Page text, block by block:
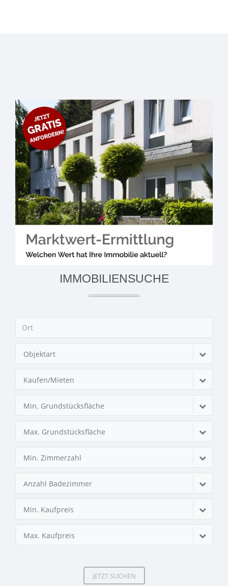
IMMOBILIENSUCHE
Objektart
Kaufen/Mieten
Min. Grundstücksfläche
Max. Grundstücksfläche
Min. Zimmerzahl
Anzahl Badezimmer
Min. Kaufpreis
Max. Kaufpreis
JETZT SUCHEN